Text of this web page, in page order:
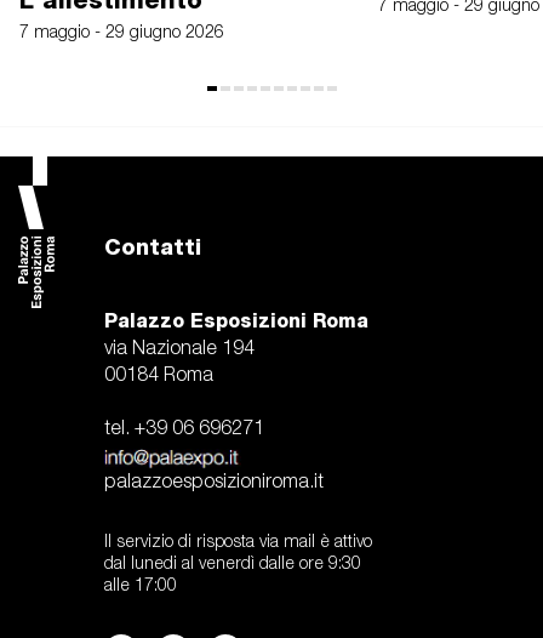
7 maggio - 29 giugno 2026
7 maggio - 29
Contatti
Palazzo Esposizioni Roma
via Nazionale 194
00184 Roma
tel. +39 06 696271
palazzoesposizioniroma.it
Il servizio di risposta via mail è attivo
dal lunedi al venerdì dalle ore 9:30
alle 17:00